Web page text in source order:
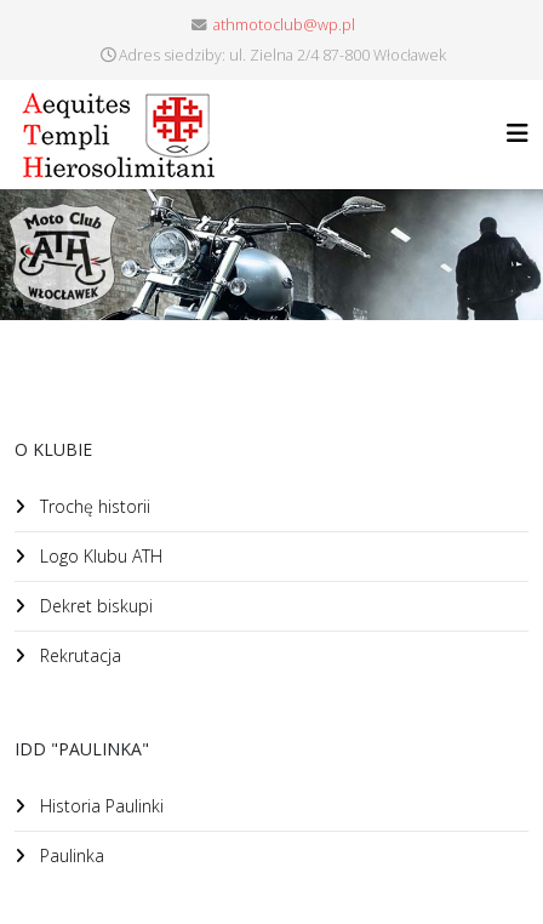
athmotoclub@wp.pl
Adres siedziby: ul. Zielna 2/4 87-800 Włocławek
O KLUBIE
Trochę historii
Logo Klubu ATH
Dekret biskupi
Rekrutacja
IDD "PAULINKA"
Historia Paulinki
Paulinka